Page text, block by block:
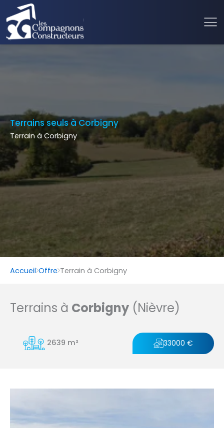
Terrains seuls à Corbigny
Terrain à Corbigny
Accueil Offre Terrain à Corbigny
Terrains à Corbigny (Nièvre)
2639 m² 33000 €